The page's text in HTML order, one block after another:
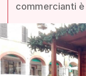
commercianti